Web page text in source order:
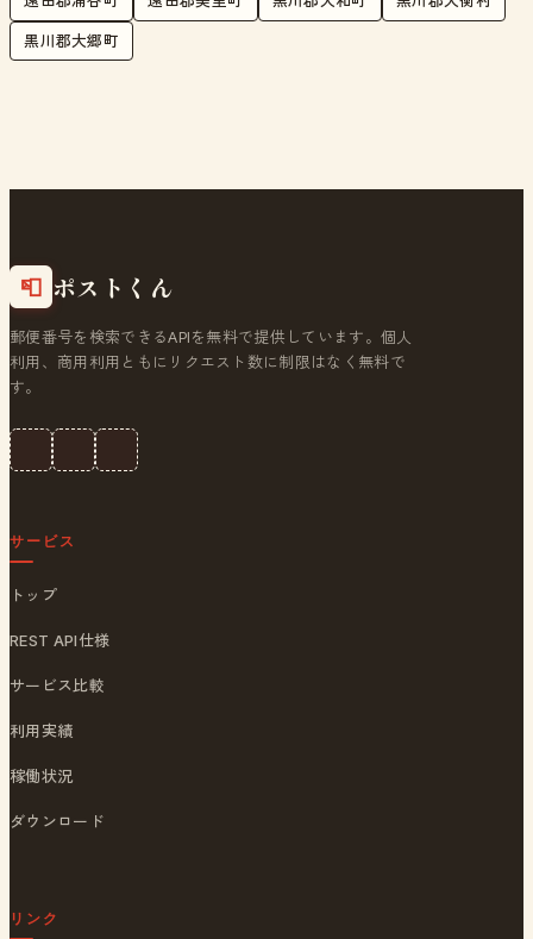
黒川郡大郷町
📮 ポストくん
郵便番号を検索できるAPIを無料で提供しています。個人
利用、商用利用ともにリクエスト数に制限はなく無料で
す。
サービス
トップ
REST API仕様
サービス比較
利用実績
稼働状況
ダウンロード
リンク